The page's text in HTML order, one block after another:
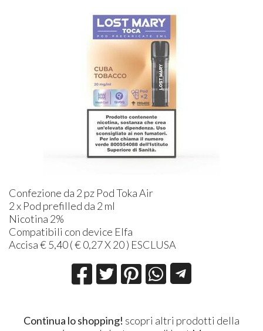
Confezione da 2 pz Pod Toka Air
2 x Pod prefilled da 2 ml
Nicotina 2%
Compatibili con device Elfa
Accisa € 5,40 ( € 0,27 X 20 ) ESCLUSA
Continua lo shopping! scopri altri prodotti della